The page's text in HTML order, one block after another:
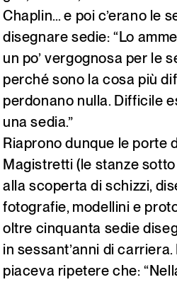
Chaplin… e poi c’erano le
disegnare sedie: “Lo
un po’ vergognosa per le
perché sono la cosa più
perdonano nulla. Difficile
una sedia.”
Riaprono dunque le porte
Magistretti (le stanze
alla scoperta di schizzi,
fotografie, modellini e
oltre cinquanta sedie
in sessant’anni di
piaceva ripetere che: